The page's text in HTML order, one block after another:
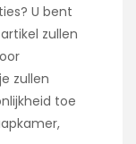
U bent
zullen
zullen
toe